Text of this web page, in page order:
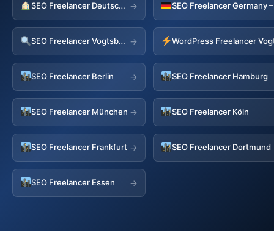
SEO Freelancer Deutschland →
SEO Freelancer Vogtsburg → WordPress Freelancer
SEO Freelancer Berlin → SEO Freelancer Hamburg
SEO Freelancer München → SEO Freelancer Köln
SEO Freelancer Frankfurt → SEO Freelancer Dortmund
SEO Freelancer Essen →